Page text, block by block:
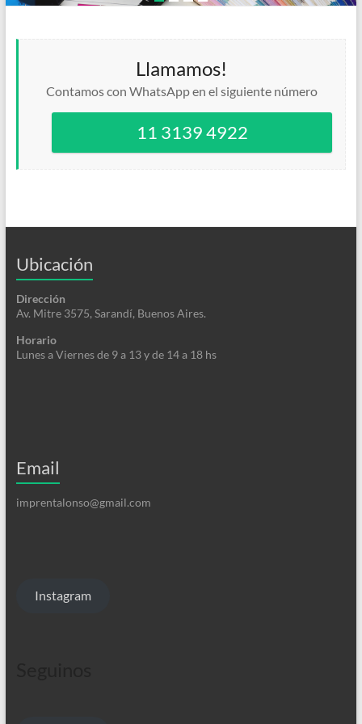
Llamamos!
Contamos con WhatsApp en el siguiente número
11 3139 4922
Ubicación
Dirección
Av. Mitre 3575, Sarandí, Buenos Aires.
Horario
Lunes a Viernes de 9 a 13 y de 14 a 18 hs
Email
imprentalonso@gmail.com
Instagram